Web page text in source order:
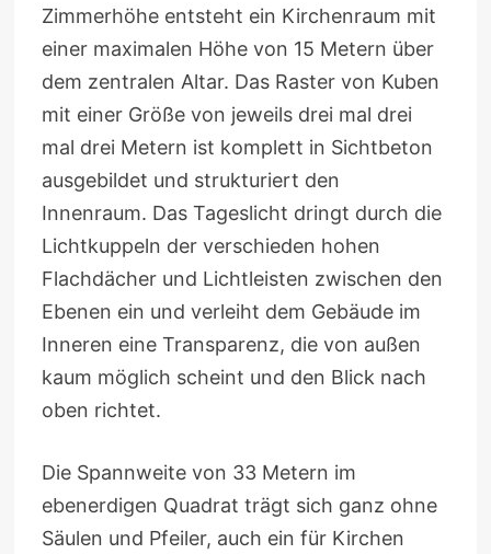
Zimmerhöhe entsteht ein Kirchenraum mit
einer maximalen Höhe von 15 Metern über
dem zentralen Altar. Das Raster von Kuben
mit einer Größe von jeweils drei mal drei
mal drei Metern ist komplett in Sichtbeton
ausgebildet und strukturiert den
Innenraum. Das Tageslicht dringt durch die
Lichtkuppeln der verschieden hohen
Flachdächer und Lichtleisten zwischen den
Ebenen ein und verleiht dem Gebäude im
Inneren eine Transparenz, die von außen
kaum möglich scheint und den Blick nach
oben richtet.
Die Spannweite von 33 Metern im
ebenerdigen Quadrat trägt sich ganz ohne
Säulen und Pfeiler, auch ein für Kirchen